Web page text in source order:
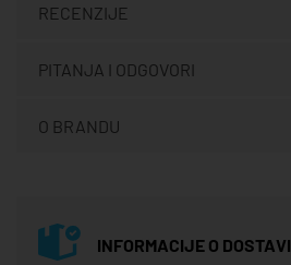
RECENZIJE
PITANJA I ODGOVORI
O BRANDU
INFORMACIJE O DOSTAVI